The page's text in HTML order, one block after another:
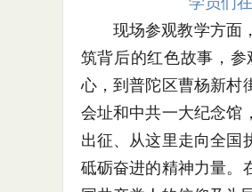
现场参观教学方面
筑背后的红色故事，
心，到普陀区曹杨新村
会址和中共一大纪念馆
出征、从这里走向全国
砥砺奋进的精神力量。